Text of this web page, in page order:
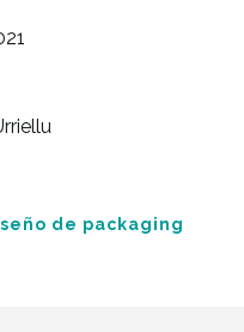
de packaging